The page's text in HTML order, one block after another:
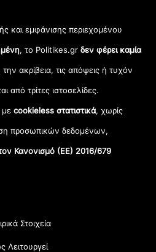
και εμφάνισης περιεχομένου
, το Politikes.grδεν φέρει καμία
ακρίβεια, τις απόψεις ή τυχόν
από τρίτες ιστοσελίδες.
μεcookieless στατιστικά, χωρίς
προσωπικών δεδομένων,
Κανονισμό (ΕΕ) 2016/679
Στοιχεία
Λειτουργεί